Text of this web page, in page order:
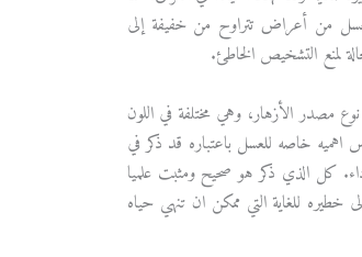
من أعراض تتراوح من خفيفة إلى
لمنع التشخيص الخاطئ.
مصدر الأزهار، وهي مختلفة في اللون
من الناس اهميه خاصه للعسل باعتباره قد ذكر في
كل الذي ذكر هو صحيح ومثبت علميا
للغاية التي ممكن ان تنهي حياه